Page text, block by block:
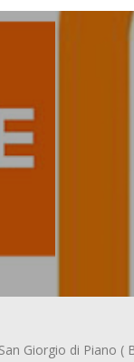
Giorgio di Piano (